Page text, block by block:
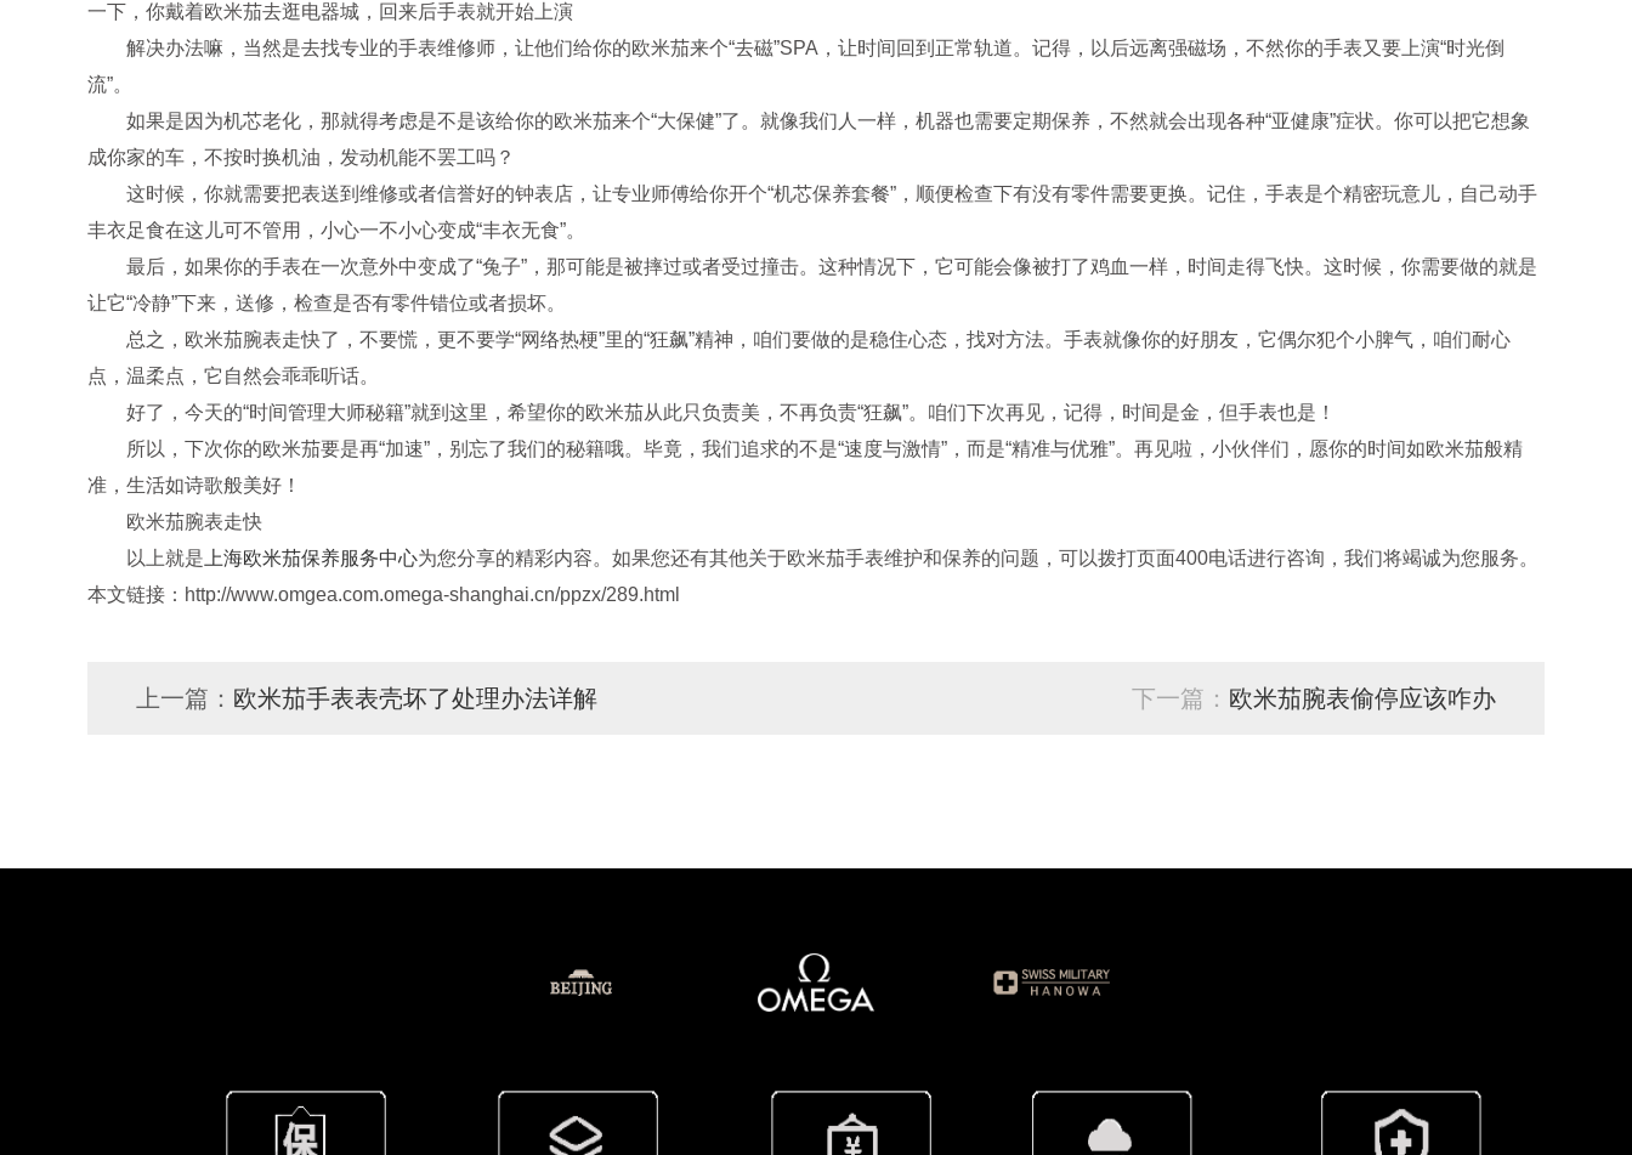
一下，你戴着欧米茄去逛电器城，回来后手表就开始上演
解决办法嘛，当然是去找专业的手表维修师，让他们给你的欧米茄来个“去磁”SPA，让时间回到正常轨道。记得，以后远离强磁场，不然你的手表又要上演“时光倒
流”。
如果是因为机芯老化，那就得考虑是不是该给你的欧米茄来个“大保健”了。就像我们人一样，机器也需要定期保养，不然就会出现各种“亚健康”症状。你可以把它想象
成你家的车，不按时换机油，发动机能不罢工吗？
这时候，你就需要把表送到维修或者信誉好的钟表店，让专业师傅给你开个“机芯保养套餐”，顺便检查下有没有零件需要更换。记住，手表是个精密玩意儿，自己动手
丰衣足食在这儿可不管用，小心一不小心变成“丰衣无食”。
最后，如果你的手表在一次意外中变成了“兔子”，那可能是被摔过或者受过撞击。这种情况下，它可能会像被打了鸡血一样，时间走得飞快。这时候，你需要做的就是
让它“冷静”下来，送修，检查是否有零件错位或者损坏。
总之，欧米茄腕表走快了，不要慌，更不要学“网络热梗”里的“狂飙”精神，咱们要做的是稳住心态，找对方法。手表就像你的好朋友，它偶尔犯个小脾气，咱们耐心
点，温柔点，它自然会乖乖听话。
好了，今天的“时间管理大师秘籍”就到这里，希望你的欧米茄从此只负责美，不再负责“狂飙”。咱们下次再见，记得，时间是金，但手表也是！
所以，下次你的欧米茄要是再“加速”，别忘了我们的秘籍哦。毕竟，我们追求的不是“速度与激情”，而是“精准与优雅”。再见啦，小伙伴们，愿你的时间如欧米茄般精
准，生活如诗歌般美好！
欧米茄腕表走快
以上就是 上海欧米茄保养服务中心为您分享的精彩内容。如果您还有其他关于欧米茄手表维护和保养的问题，可以拨打页面400电话进行咨询，我们将竭诚为您服务。
本文链接：http://www.omgea.com.omega-shanghai.cn/ppzx/289.html
上一篇： 欧米茄手表表壳坏了处理办法详解 下一篇： 欧米茄腕表偷停应该咋办